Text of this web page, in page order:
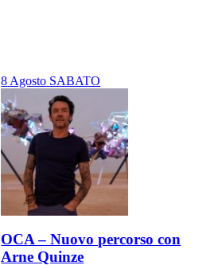
8 Agosto SABATO
OCA – Nuovo percorso con
Arne Quinze